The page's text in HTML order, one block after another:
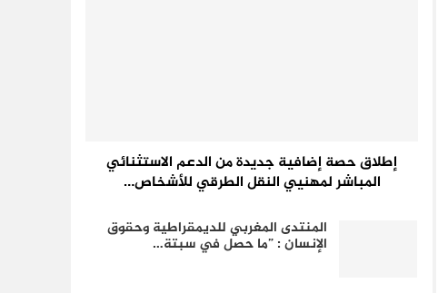
إطلاق حصة إضافية جديدة من الدعم الاستثنائي
المباشر لمهنيي النقل الطرقي للأشخاص…
المنتدى المغربي للديمقراطية وحقوق
الإنسان : ”ما حصل في سبتة…